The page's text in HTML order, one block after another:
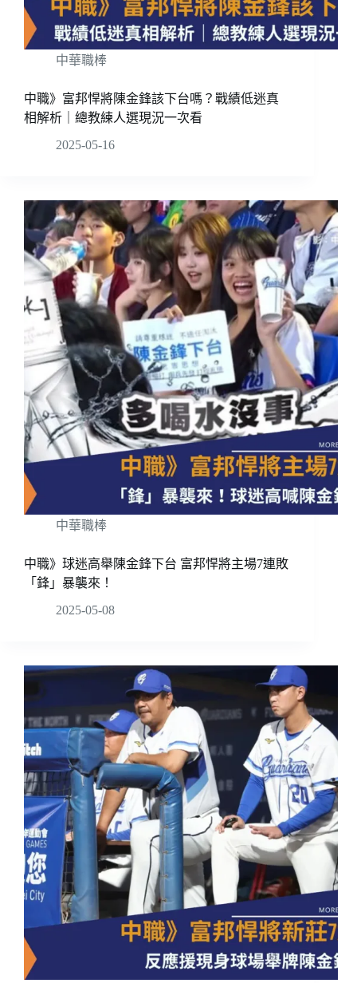
中華職棒
中職》富邦悍將陳金鋒該下台嗎？戰績低迷真
相解析｜總教練人選現況一次看
2025-05-16
中華職棒
中職》球迷高舉陳金鋒下台 富邦悍將主場7連敗
「鋒」暴襲來！
2025-05-08